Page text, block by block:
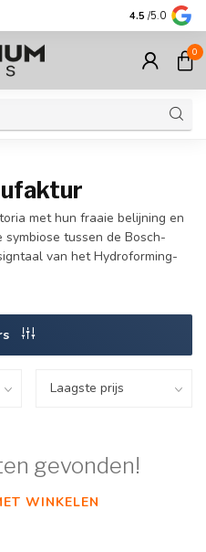
Meer dan
4.5 /5.0
0
met hun fraaie belijning en
tussen de Bosch-
van het Hydroforming-
gevonden!
WINKELEN